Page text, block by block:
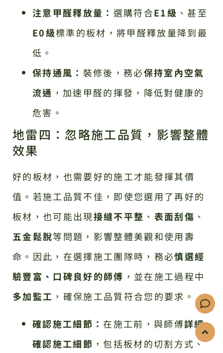
注意甲醛釋放量： 選購符合E1級 、甚至
E0級標準的板材，將甲醛釋放量降到最
低。
保持通風： 裝修後，務必保持室內空氣
流通 ，加速甲醛的揮發，降低對健康的
危害。
地雷四：忽略施工品質，影響整體
效果
好的板材，也需要好的施工才能發揮其價
值。若施工品質不佳，即使您選用了再好的
板材，也可能出現接縫不平整 、 表面刮傷 、
五金鬆脫等問題，影響整體美觀和使用壽
命。因此，在選擇施工團隊時，務必慎選經
驗豐富、口碑良好的師傅 ，並在施工過程中
多加監工 ，確保施工品質符合您的要求。
確認施工細節： 在施工前，與師傅詳細
確認施工細節 ，包括板材的切割方式、